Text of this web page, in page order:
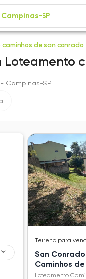
caminhos de san conrado
Loteamento
- Campinas-SP
Terreno para
San
Caminhos
(Sousas)
Loteamento